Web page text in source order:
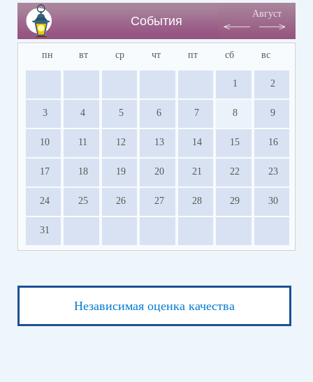
События
Август
пн вт ср чт пт сб вс
1 2
3 4 5 6 7 8 9
10 11 12 13 14 15 16
17 18 19 20 21 22 23
24 25 26 27 28 29 30
31
Независимая оценка качества